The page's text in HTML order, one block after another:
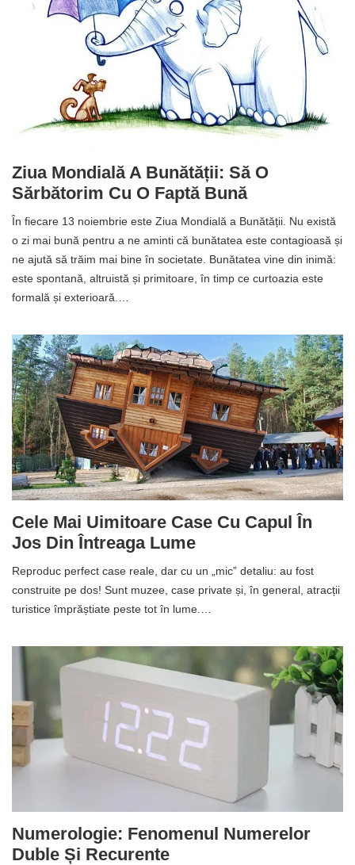
Ziua Mondială A Bunătății: Să O
Sărbătorim Cu O Faptă Bună
În fiecare 13 noiembrie este Ziua Mondială a Bunătății. Nu există
o zi mai bună pentru a ne aminti că bunătatea este contagioasă și
ne ajută să trăim mai bine în societate. Bunătatea vine din inimă:
este spontană, altruistă și primitoare, în timp ce curtoazia este
formală și exterioară.…
Cele Mai Uimitoare Case Cu Capul În
Jos Din Întreaga Lume
Reproduc perfect case reale, dar cu un „mic” detaliu: au fost
construite pe dos! Sunt muzee, case private și, în general, atracții
turistice împrăștiate peste tot în lume.…
Numerologie: Fenomenul Numerelor
Duble Și Recurente